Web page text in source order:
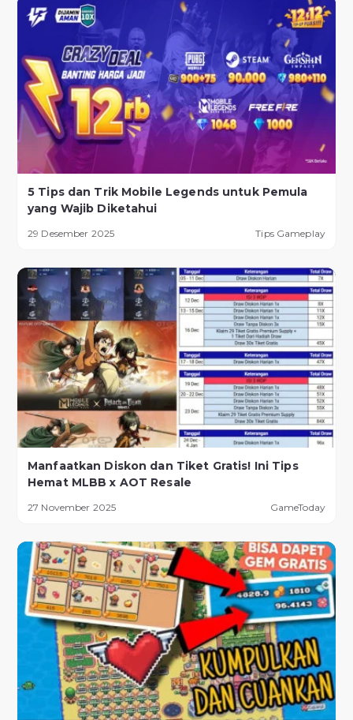
5 Tips dan Trik Mobile Legends untuk Pemula
yang Wajib Diketahui
29 Desember 2025 Tips Gameplay
Manfaatkan Diskon dan Tiket Gratis! Ini Tips
Hemat MLBB x AOT Resale
27 November 2025 GameToday